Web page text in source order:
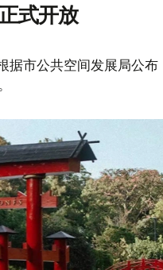
式开放
据市公共空间发展局公布